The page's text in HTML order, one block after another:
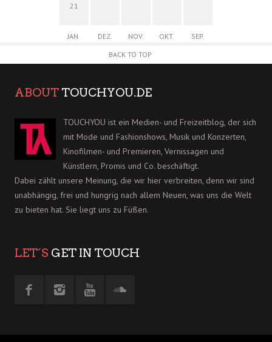
21
JAN. DEZ. NOV. OKT.
SEP.
BACK TO TOP
ABOUT TOUCHYOU.DE
TOUCHYOU ist ein Medien- und Freizeitblog, der sich
mit Mode und Fashionshows, Musik und Konzerten,
Kinofilmen- und Premieren, Vernissagen und
Künstlern, Promis und Co. beschäftigt.
Dabei zählt unsere Meinung, die wir hier verbreiten, denn wir sind
unabhängig, frei und hungrig nach allem Neuen, was uns die Welt
zu bieten hat. Sie liegt uns zu Füßen.
LET´S GET IN TOUCH